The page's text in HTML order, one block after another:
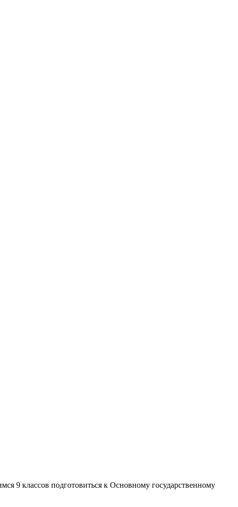
9 классов подготовиться к Основному государственному